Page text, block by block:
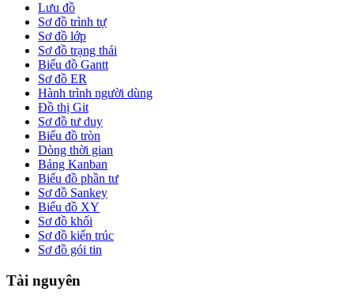
Lưu đồ
Sơ đồ trình tự
Sơ đồ lớp
Sơ đồ trạng thái
Biểu đồ Gantt
Sơ đồ ER
Hành trình người dùng
Đồ thị Git
Sơ đồ tư duy
Biểu đồ tròn
Dòng thời gian
Bảng Kanban
Biểu đồ phần tư
Sơ đồ Sankey
Biểu đồ XY
Sơ đồ khối
Sơ đồ kiến trúc
Sơ đồ gói tin
Tài nguyên